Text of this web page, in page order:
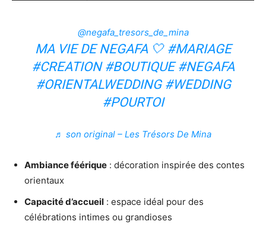
@negafa_tresors_de_mina
MA VIE DE NEGAFA 🤍 #MARIAGE
#CREATION #BOUTIQUE #NEGAFA
#ORIENTALWEDDING #WEDDING
#POURTOI
♬ son original – Les Trésors De Mina
Ambiance féérique : décoration inspirée des contes
orientaux
Capacité d’accueil : espace idéal pour des
célébrations intimes ou grandioses